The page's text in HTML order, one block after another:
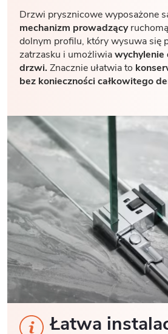
Drzwi prysznicowe wyposażone
mechanizm prowadzący
dolnym profilu, który wysuwa się
zatrzasku i umożliwiawychylenie
drzwi.Znacznie ułatwia to
bez konieczności całkowitego
Łatwa